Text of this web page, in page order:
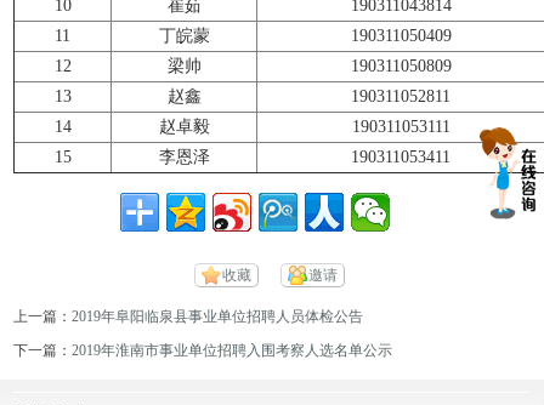
10
崔茹
190311043814
11
丁皖蒙
190311050409
12
梁帅
190311050809
13
赵鑫
190311052811
14
赵卓毅
190311053111
15
李恩泽 190311053411
收藏 邀请
上一篇：2019年阜阳临泉县事业单位招聘人员体检公告
下一篇：2019年淮南市事业单位招聘入围考察人选名单公示